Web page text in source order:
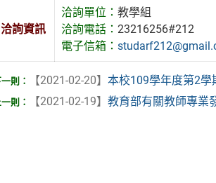
洽詢資訊
洽詢單位：教學組
洽詢電話：23216256#212
電子信箱：
【2021-02-20】 本校109學年度第2學
【2021-02-19】 教育部有關教師專業